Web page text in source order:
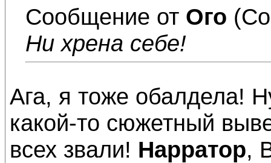
Сообщение от Ого
Ни хрена себе!
Ага, я тоже обалдела!
какой-то сюжетный
всех звали! Нарратор,